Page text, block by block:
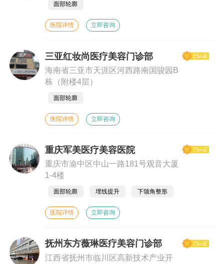
面部轮廓
医院详情 立即咨询
三亚红妆尚医疗美容门诊部
海南省三亚市天涯区河西路南国骏园B
栋（附楼4层）
面部轮廓
医院详情 立即咨询
重庆军美医疗美容医院
重庆市渝中区中山一路181号观音大厦
1-4楼
面部轮廓 埋线提升 下颌角整形
医院详情 立即咨询
抚州东方薇琳医疗美容门诊部
江西省抚州市临川区高新技术产业开